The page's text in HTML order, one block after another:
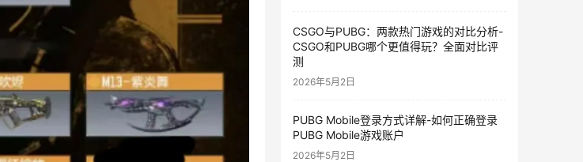
CSGO与PUBG：两款热门游戏的对比分析-
CSGO和PUBG哪个更值得玩？全面对比评
测
2026年5月2日
PUBG Mobile登录方式详解-如何正确登录
PUBG Mobile游戏账户
2026年5月2日